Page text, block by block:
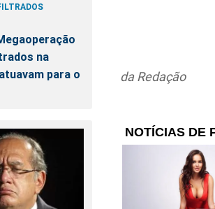
na
para o
Oliveira e Walter
Sob o comando
Justamente neste
livro “A Máquina
despertou uma
sobre uma
da Redação